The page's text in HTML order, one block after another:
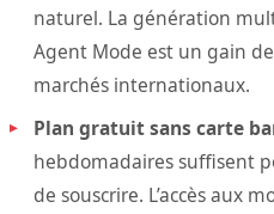
naturel. La génération
Agent Mode est un gain
marchés internationaux.
Plan gratuit sans carte
hebdomadaires suffisent
de souscrire. L’accès aux